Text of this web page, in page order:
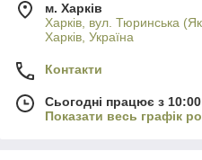
м. Харків
Харків, вул. Тюринська
Харків, Україна
Контакти
Сьогодні працює з
Показати весь графік